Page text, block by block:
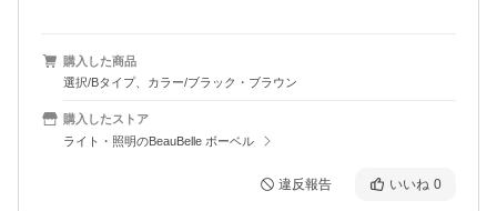
購入した商品
選択/Bタイプ、カラー/ブラック・ブラウン
購入したストア
ライト・照明のBeauBelle ボーベル
違反報告 いいね 0